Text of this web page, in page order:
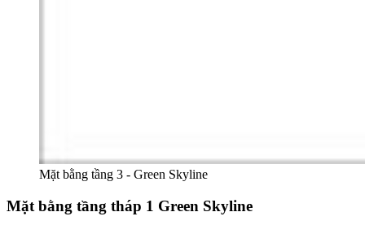
Mặt bằng tầng 3 - Green Skyline
Mặt bằng tầng tháp 1 Green Skyline